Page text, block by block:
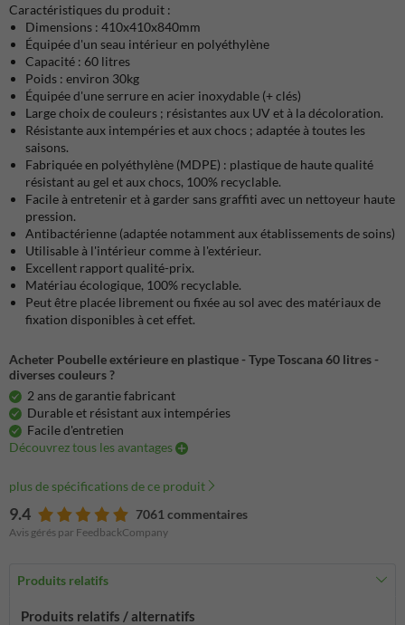
Caractéristiques du produit :
Dimensions : 410x410x840mm
Équipée d'un seau intérieur en polyéthylène
Capacité : 60 litres
Poids : environ 30kg
Équipée d'une serrure en acier inoxydable (+ clés)
Large choix de couleurs ; résistantes aux UV et à la décoloration.
Résistante aux intempéries et aux chocs ; adaptée à toutes les
saisons.
Fabriquée en polyéthylène (MDPE) : plastique de haute qualité
résistant au gel et aux chocs, 100% recyclable.
Facile à entretenir et à garder sans graffiti avec un nettoyeur haute
pression.
Antibactérienne (adaptée notamment aux établissements de soins)
Utilisable à l'intérieur comme à l'extérieur.
Excellent rapport qualité-prix.
Matériau écologique, 100% recyclable.
Peut être placée librement ou fixée au sol avec des matériaux de
fixation disponibles à cet effet.
Acheter Poubelle extérieure en plastique - Type Toscana 60 litres -
diverses couleurs ?
2 ans de garantie fabricant
Durable et résistant aux intempéries
Facile d'entretien
Découvrez tous les avantages
plus de spécifications de ce produit
9.4 7061 commentaires
Avis gérés par FeedbackCompany
Produits relatifs
Produits relatifs / alternatifs